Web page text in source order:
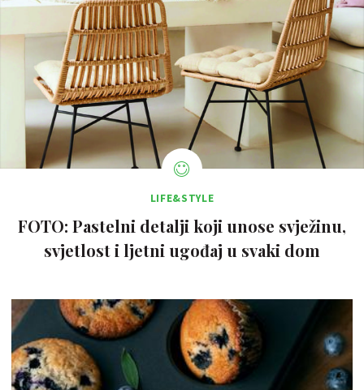
LIFE&STYLE
FOTO: Pastelni detalji koji unose svježinu,
svjetlost i ljetni ugođaj u svaki dom